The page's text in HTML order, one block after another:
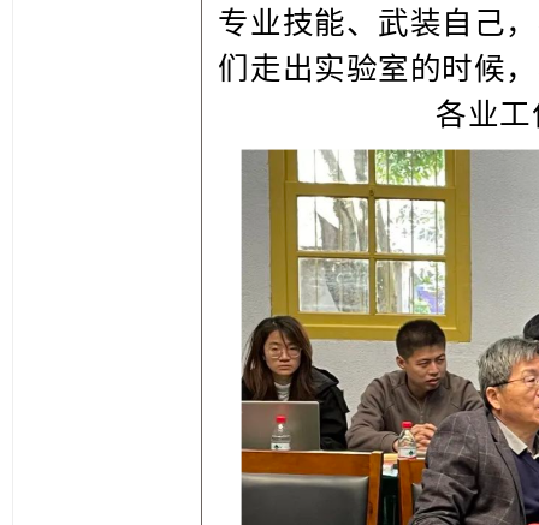
专业技能、武装自己
们走出实验室的时候
各业